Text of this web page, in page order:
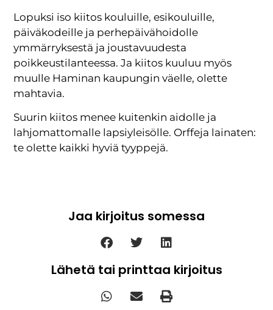
Lopuksi iso kiitos kouluille, esikouluille,
päiväkodeille ja perhepäivähoidolle
ymmärryksestä ja joustavuudesta
poikkeustilanteessa. Ja kiitos kuuluu myös
muulle Haminan kaupungin väelle, olette
mahtavia.
Suurin kiitos menee kuitenkin aidolle ja
lahjomattomalle lapsiyleisölle. Orffeja lainaten:
te olette kaikki hyviä tyyppejä.
Jaa kirjoitus somessa
Lähetä tai printtaa kirjoitus